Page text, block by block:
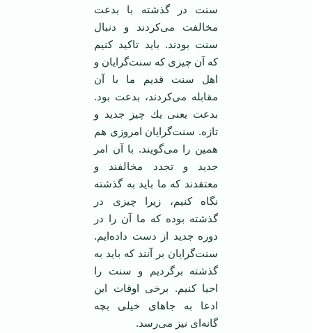
سنت در گذشته با بدعت
مخالفت می‌كردند و دنبال
سنت بودند. باید تاكید كنیم
كه آن چیزی كه سنت‌گرایان و
اهل سنت قدیم ما با آن
مقابله می‌كردند، بدعت بود.
بدعت یعنی یك چیز جدید و
تازه. سنت‌گرایان امروزی هم
همین را می‌گویند. با آن امر
جدید و تجدد مخالفند و
معتقدند كه ما باید به گذشته
نگاه کنیم، زیرا چیزی در
گذشته بوده كه ما آن را در
دوره جدید از دست داده‌ایم.
سنت‌گرایان بر آنند كه باید به
گذشته برگردیم و سنت را
احیا كنیم. برخی اوقات این
ادعا به جاهای خیلی بچه
گانه‌ای نیز می‌رسد.